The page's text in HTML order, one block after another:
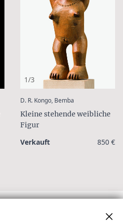
1/3
D. R. Kongo, Bemba
Kleine stehende weibliche
Figur
Verkauft 850 €